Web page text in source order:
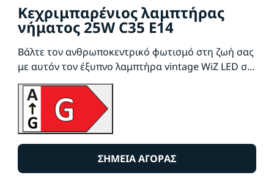
Κεχριμπαρένιος λαμπτήρας
νήματος 25W C35 E14
Βάλτε τον ανθρωποκεντρικό φωτισμό στη ζωή σας
με αυτόν τον έξυπνο λαμπτήρα vintage WiZ LED σε
σχήμα κεριού. Κλασσική εμφάνιση με πορτοκαλί
επίστρωση – η τέλεια επιλογή για διακοσμητικά
φωτιστικά με μεσαία υποδοχή E14. Επιλέξτε από
διαφορετικές αποχρώσεις θερμού έως ψυχρού
ατμόσφαιρα. Μπορείτε να ρυθμίσετε το
πρόγραμμα για να ανάβετε και να σβήνετε τα φώτα
ΣΗΜΕΊΑ ΑΓΟΡΆΣ